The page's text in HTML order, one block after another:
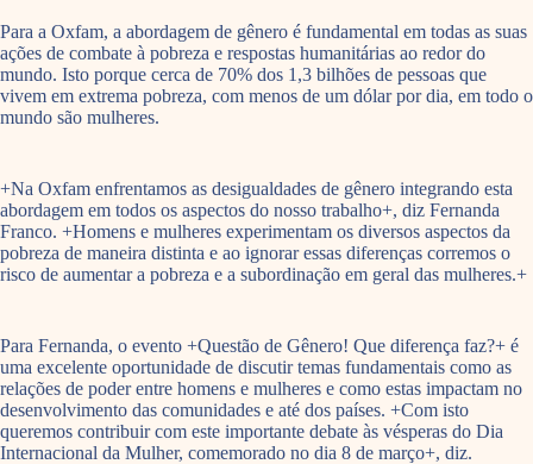
Para a Oxfam, a abordagem de gênero é fundamental em todas as suas
ações de combate à pobreza e respostas humanitárias ao redor do
mundo. Isto porque cerca de 70% dos 1,3 bilhões de pessoas que
vivem em extrema pobreza, com menos de um dólar por dia, em todo o
mundo são mulheres.
+Na Oxfam enfrentamos as desigualdades de gênero integrando esta
abordagem em todos os aspectos do nosso trabalho+, diz Fernanda
Franco. +Homens e mulheres experimentam os diversos aspectos da
pobreza de maneira distinta e ao ignorar essas diferenças corremos o
risco de aumentar a pobreza e a subordinação em geral das mulheres.+
Para Fernanda, o evento +Questão de Gênero! Que diferença faz?+ é
uma excelente oportunidade de discutir temas fundamentais como as
relações de poder entre homens e mulheres e como estas impactam no
desenvolvimento das comunidades e até dos países. +Com isto
queremos contribuir com este importante debate às vésperas do Dia
Internacional da Mulher, comemorado no dia 8 de março+, diz.